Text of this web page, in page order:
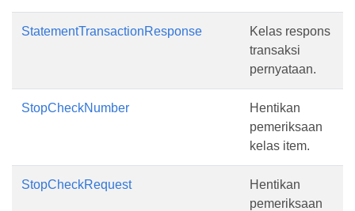
StatementTransactionResponse
Kelas respons
transaksi
pernyataan.
StopCheckNumber
Hentikan
pemeriksaan
kelas item.
StopCheckRequest
Hentikan
pemeriksaan